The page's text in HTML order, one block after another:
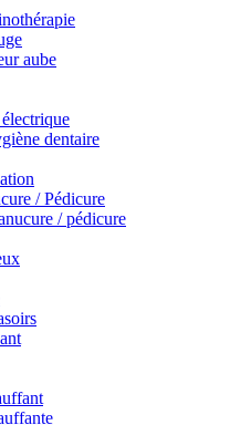
aube
dentaire
/ Pédicure
/ pédicure